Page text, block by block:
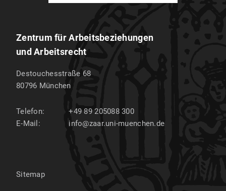
Zentrum für Arbeitsbeziehungen
und Arbeitsrecht
Destouchesstraße 68
80796 München
Telefon:
+49 89 205088 300
E-Mail:
info@zaar.uni-muenchen.de
Sitemap